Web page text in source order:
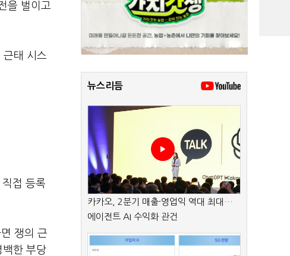
을 벌이고
근태 시스
접 등록
쟁의 근
백한 부당
뉴스리듬
카카오, 2분기 매출·영업익 역대 최대…
에이전트 AI 수익화 관건